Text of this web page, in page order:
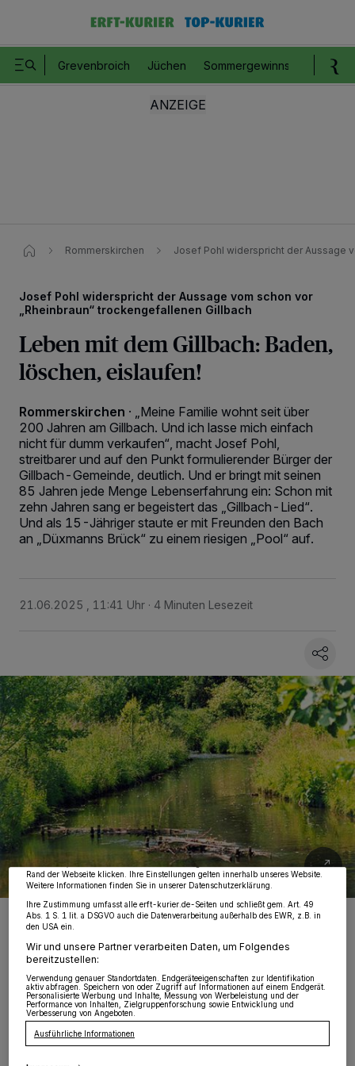
Grevenbroich Jüchen Sommergewinnspiel
Rommerskirchen Josef Pohl widerspricht der Aussage
Josef Pohl widerspricht der Aussage vom schon vor
„Rheinbraun“ trockengefallenen Gillbach
Leben mit dem Gillbach: Baden,
löschen, eislaufen!
Rommerskirchen · „Meine Familie wohnt seit über
200 Jahren am Gillbach. Und ich lasse mich einfach
nicht für dumm verkaufen“, macht Josef Pohl,
streitbarer und auf den Punkt formulierender Bürger der
Gillbach-Gemeinde, deutlich. Und er bringt mit seinen
85 Jahren jede Menge Lebenserfahrung ein: Schon mit
zehn Jahren sang er begeistert das „Gillbach-Lied“.
Und als 15-Jähriger staute er mit Freunden den Bach
an „Düxmanns Brück“ zu einem riesigen „Pool“ auf.
21.06.2025 , 11:41 Uhr 4 Minuten Lesezeit
Foto: Gemeinde Rommerskirchen
von Gerhard P. Müller
Wir und unsere218-Partner speichern und greifen auf personenbezogene Daten
wie Browserdaten oder eindeutige Kennungen auf Ihrem Gerät zu. Durch Auswahl
von OK aktivieren Sie Tracking-Technologien für die unter „Wir und unsere
Partner verarbeiten Daten, um Ihnen Dienste bereitzustellen“ aufgeführten
Zwecke. Wenn Tracker deaktiviert sind, sind manche Inhalte und Anzeigen
möglicherweise nicht mehr so relevant für Sie. Sie können dieses Menü jederzeit
wieder aufrufen, um Ihre Einstellungen zu ändern oder Ihre Einwilligung zu
widerrufen, indem Sie auf den Link Einstellungen oder Ablehnen am unteren
Rand der Webseite klicken. Ihre Einstellungen gelten innerhalb unseres Website.
Weitere Informationen finden Sie in unserer Datenschutzerklärung.
Ihre Zustimmung umfasst alle erft-kurier.de-Seiten und schließt gem. Art. 49
Abs. 1 S. 1 lit. a DSGVO auch die Datenverarbeitung außerhalb des EWR, z.B. in
den USA ein.
Wir und unsere Partner verarbeiten Daten, um Folgendes
bereitzustellen:
Verwendung genauer Standortdaten. Endgeräteeigenschaften zur Identifikation
aktiv abfragen. Speichern von oder Zugriff auf Informationen auf einem Endgerät.
Personalisierte Werbung und Inhalte, Messung von Werbeleistung und der
Performance von Inhalten, Zielgruppenforschung sowie Entwicklung und
Verbesserung von Angeboten.
Ausführliche Informationen